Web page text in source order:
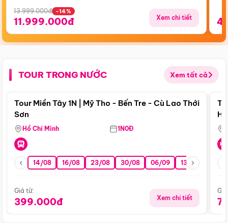
13.999.000đ -14%
11.999.000đ Xem chi tiết
TOUR TRONG NƯỚC Xem tất cả
Điểm nổi bật
Tour Miền Tây 1N | Mỹ Tho - Bến Tre - Cù Lao Thới
Sơn
Hồ Chí Minh 1N0Đ
14/08 16/08 23/08 30/08 06/09 13/09 20/09
Giá từ:
399.000đ Xem chi tiết